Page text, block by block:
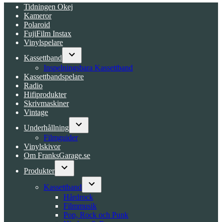
Tidningen Okej
Kameror
Polaroid
FujiFilm Instax
Vinylspelare
Kassettband
Open
dropdown
menu
Inspelningsbara Kassettband
Kassettbandspelare
Radio
Hifiprodukter
Skrivmaskiner
Vintage
Underhållning
Open
Filmguider
Vinylskivor
Om FranksGarage.se
Produkter
Open
dropdown
menu
Kassettband
Open
dropdown
menu
Hårdrock
Filmmusik
Pop, Rock och Punk